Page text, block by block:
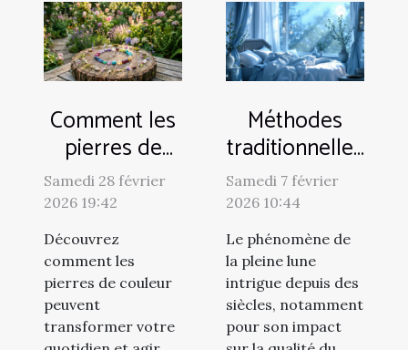
Comment les
pierres de
couleur
influencent-
elles notre
bien-être ?
Samedi 28 février
2026 19:42
Découvrez
comment les
pierres de couleur
peuvent
transformer votre
Méthodes
traditionnelles
et modernes
pour
améliorer le
sommeil
pendant la
pleine lune
Samedi 7 février
2026 10:44
Le phénomène de
la pleine lune
intrigue depuis des
siècles, notamment
pour son impact